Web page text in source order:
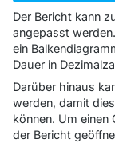
Der Bericht kann
angepasst
ein
Dauer in
Darüber hinaus
werden, damit
können. Um
der Bericht